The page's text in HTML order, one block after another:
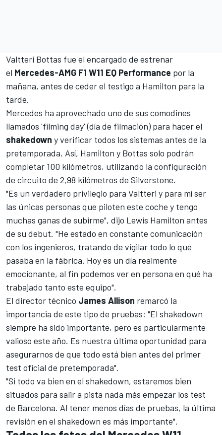
Valtteri Bottas fue el encargado de estrenar
el Mercedes-AMG F1 W11 EQ Performance por la
mañana, antes de ceder el testigo a Hamilton para la
tarde.
Mercedes ha aprovechado uno de sus comodines
llamados 'filming day' (día de filmación) para hacer el
shakedown y verificar todos los sistemas antes de la
pretemporada. Así, Hamilton y Bottas solo podrán
completar 100 kilómetros, utilizando la configuración
de circuito de 2,98 kilómetros de Silverstone.
"Es un verdadero privilegio para Valtteri y para mí ser
las únicas personas que piloten este coche y tengo
muchas ganas de subirme", dijo Lewis Hamilton antes
de su debut. "He estado en constante comunicación
con los ingenieros, tratando de vigilar todo lo que
pasaba en la fábrica. Hoy es un día realmente
emocionante, al fin podemos ver en persona en qué ha
trabajado tanto este equipo".
El director técnico James Allison remarcó la
importancia de este tipo de pruebas: "El shakedown
siempre ha sido importante, pero es particularmente
valioso este año. Es nuestra última oportunidad para
asegurarnos de que todo está bien antes del primer
test oficial de pretemporada".
"Si todo va bien en el shakedown, estaremos bien
situados para salir a pista nada más empezar los test
de Barcelona. Al tener menos días de pruebas, la última
revisión en el shakedown es más importante".